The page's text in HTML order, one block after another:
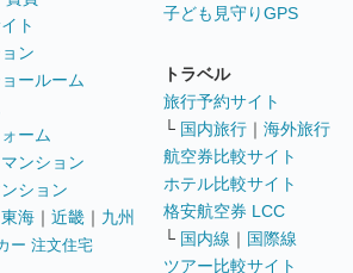
ト
ン
ールーム
ーム
マンション
ション
東海 ｜ 近畿 ｜ 九州
ー 注文住宅
子ども見守りGPS
トラベル
旅行予約サイト
└ 国内旅行 ｜ 海外旅行
航空券比較サイト
ホテル比較サイト
格安航空券 LCC
└ 国内線 ｜ 国際線
ツアー比較サイト